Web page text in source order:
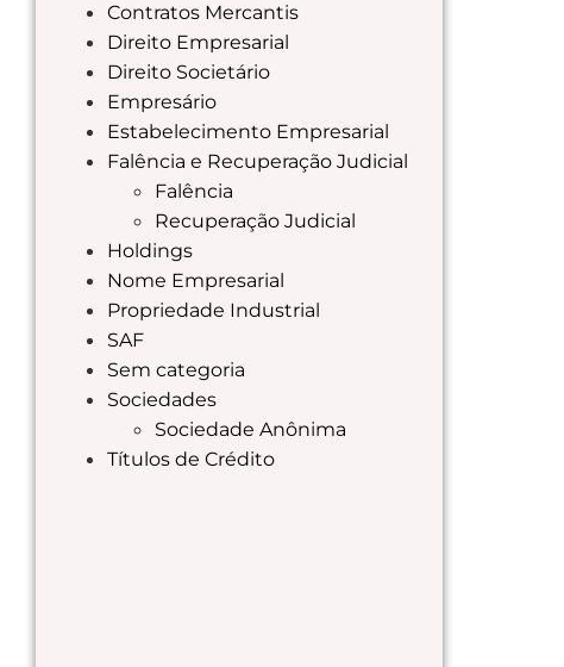
Contratos Mercantis
Direito Empresarial
Direito Societário
Empresário
Estabelecimento Empresarial
Falência e Recuperação Judicial
Falência
Recuperação Judicial
Holdings
Nome Empresarial
Propriedade Industrial
SAF
Sem categoria
Sociedades
Sociedade Anônima
Títulos de Crédito